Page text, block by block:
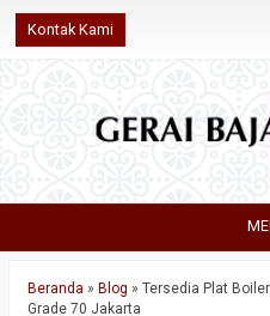
Kontak Kami
Beranda » Blog » Tersedia Plat
Grade 70 Jakarta